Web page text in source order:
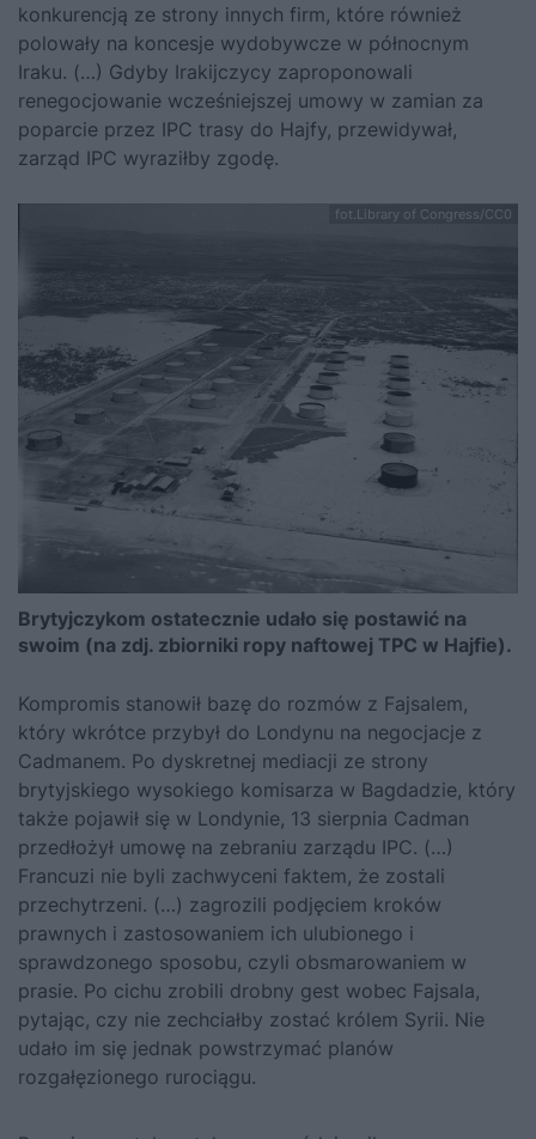
konkurencją ze strony innych firm, które również
polowały na koncesje wydobywcze w północnym
Iraku. (…) Gdyby Irakijczycy zaproponowali
renegocjowanie wcześniejszej umowy w zamian za
poparcie przez IPC trasy do Hajfy, przewidywał,
zarząd IPC wyraziłby zgodę.
fot.Library of Congress/CC0
Brytyjczykom ostatecznie udało się postawić na
swoim (na zdj. zbiorniki ropy naftowej TPC w Hajfie).
Kompromis stanowił bazę do rozmów z Fajsalem,
który wkrótce przybył do Londynu na negocjacje z
Cadmanem. Po dyskretnej mediacji ze strony
brytyjskiego wysokiego komisarza w Bagdadzie, który
także pojawił się w Londynie, 13 sierpnia Cadman
przedłożył umowę na zebraniu zarządu IPC. (…)
Francuzi nie byli zachwyceni faktem, że zostali
przechytrzeni. (…) zagrozili podjęciem kroków
prawnych i zastosowaniem ich ulubionego i
sprawdzonego sposobu, czyli obsmarowaniem w
prasie. Po cichu zrobili drobny gest wobec Fajsala,
pytając, czy nie zechciałby zostać królem Syrii. Nie
udało im się jednak powstrzymać planów
rozgałęzionego rurociągu.